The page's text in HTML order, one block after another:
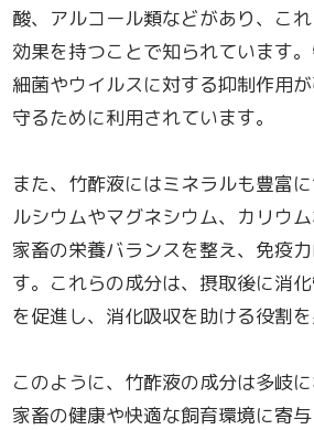
酸、アルコール類などがあり、こ
効果を持つことで知られています。
細菌やウイルスに対する抑制作用
守るために利用されています。
また、竹酢液にはミネラルも豊富
ルシウムやマグネシウム、カリウム
家畜の栄養バランスを整え、免疫
す。これらの成分は、摂取後に消
を促進し、消化吸収を助ける役割を
このように、竹酢液の成分は多岐
家畜の健康や快適な飼育環境に寄与